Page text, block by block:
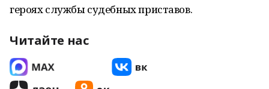
героях службы судебных приставов.
Читайте нас